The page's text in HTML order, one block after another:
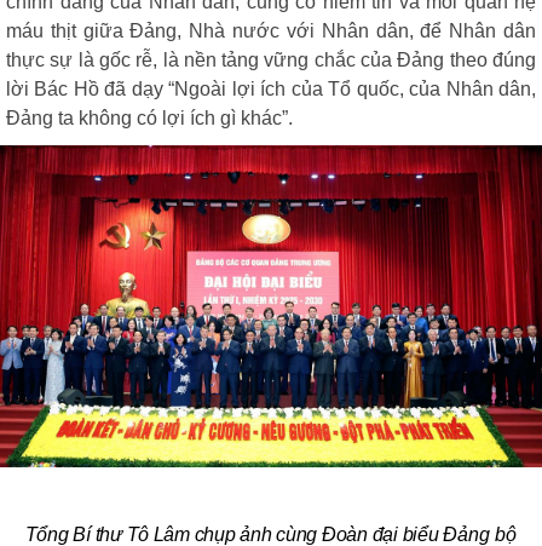
máu thịt giữa Đảng, Nhà nước với Nhân dân, để Nhân dân
thực sự là gốc rễ, là nền tảng vững chắc của Đảng theo đúng
lời Bác Hồ đã dạy “Ngoài lợi ích của Tổ quốc, của Nhân dân,
Đảng ta không có lợi ích gì khác”.
Tổng Bí thư Tô Lâm chụp ảnh cùng Đoàn đại biểuĐảng bộ